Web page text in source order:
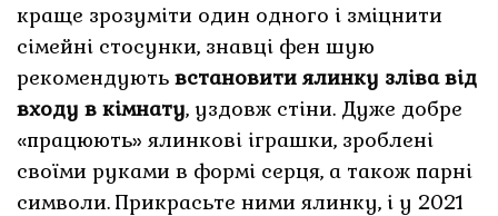
краще зрозуміти один одного і зміцнити
сімейні стосунки, знавці фен шую
рекомендуютьвстановити ялинку зліва від
входу в кімнату, уздовж стіни. Дуже добре
«працюють» ялинкові іграшки, зроблені
своїми руками в формі серця, а також парні
символи. Прикрасьте ними ялинку, і у 2021